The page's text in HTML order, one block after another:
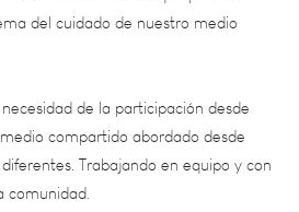
de la participación desde
compartido abordado desde
Trabajando en equipo y con